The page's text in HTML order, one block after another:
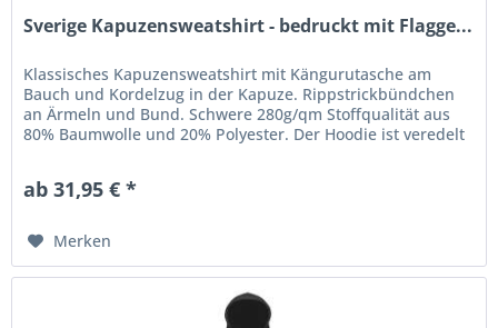
Sverige Kapuzensweatshirt - bedruckt mit Flagge...
Klassisches Kapuzensweatshirt mit Kängurutasche am
Bauch und Kordelzug in der Kapuze. Rippstrickbündchen
an Ärmeln und Bund. Schwere 280g/qm Stoffqualität aus
80% Baumwolle und 20% Polyester. Der Hoodie ist veredelt
ab 31,95 € *
Merken